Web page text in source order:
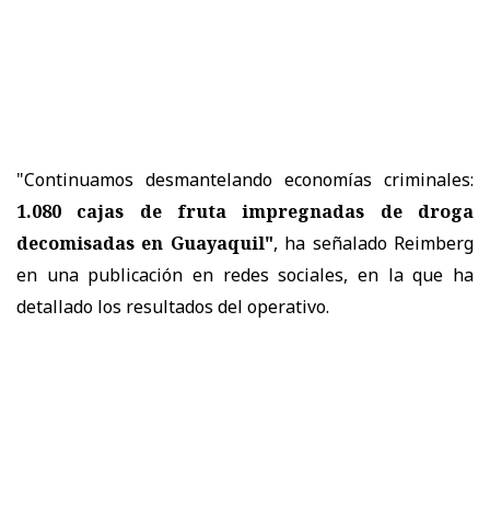
"Continuamos desmantelando economías criminales:
1.080 cajas de fruta impregnadas de droga
decomisadas en Guayaquil", ha señalado Reimberg
en una publicación en redes sociales, en la que ha
detallado los resultados del operativo.